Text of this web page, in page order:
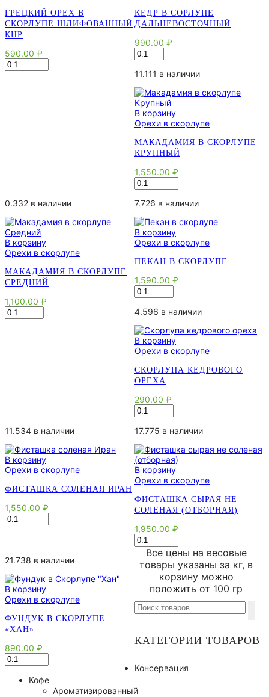
ГРЕЦКИЙ ОРЕХ В
СКОРЛУПЕ ШЛИФОВАННЫЙ
КНР
590.00 ₽
Количество
товара
КЕДР В СОРЛУПЕ
ДАЛЬНЕВОСТОЧНЫЙ
990.00 ₽
Количество
товара
Кедр
сорлупе
Дальневосточный
11.111 в наличии
В корзину
Орехи в скорлупе
МАКАДАМИЯ В СКОРЛУПЕ
КРУПНЫЙ
1,550.00 ₽
Количество
товара
Макадамия
скорлупе
Крупный
0.332 в наличии
В корзину
Орехи в скорлупе
МАКАДАМИЯ В СКОРЛУПЕ
СРЕДНИЙ
1,100.00 ₽
Количество
товара
7.726 в наличии
В корзину
Орехи в скорлупе
ПЕКАН В СКОРЛУПЕ
1,590.00 ₽
Количество
товара
Пекан
скорлупе
4.596 в наличии
В корзину
Орехи в скорлупе
СКОРЛУПА КЕДРОВОГО
ОРЕХА
290.00 ₽
Количество
товара
Скорлупа
ореха
11.534 в наличии
В корзину
Орехи в скорлупе
ФИСТАШКА СОЛЁНАЯ ИРАН
1,550.00 ₽
Количество
товара
Иран
17.775 в наличии
В корзину
Орехи в скорлупе
ФИСТАШКА СЫРАЯ НЕ
СОЛЕНАЯ (ОТБОРНАЯ)
1,950.00 ₽
Количество
товара
Фисташка
сырая
соленая
(отборная)
21.738 в наличии
В корзину
Орехи в скорлупе
ФУНДУК В СКОРЛУПЕ
«ХАН»
890.00 ₽
Количество
товара
Фундук
Все цены на весовые
товары указаны за кг, в
корзину можно
положить от 100 гр
Search
for:
КАТЕГОРИИ ТОВАРОВ
Консервация
Кофе
Ароматизированный